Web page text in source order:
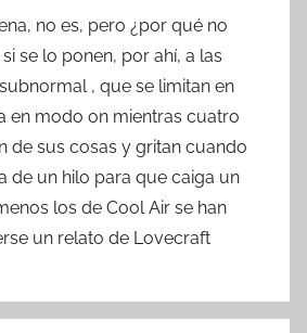
no es, pero ¿por qué no
se lo ponen, por ahí, a las
, que se limitan en
en modo on mientras cuatro
de sus cosas y gritan cuando
de un hilo para que caiga un
los de Cool Air se han
un relato de Lovecraft